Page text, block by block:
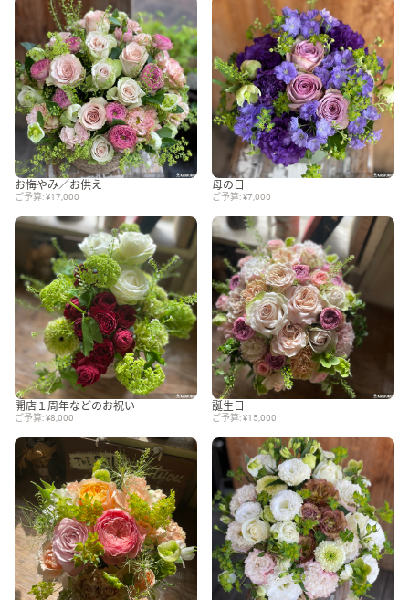
お悔やみ／お供え
ご予算: ¥17,000
母の日
ご予算: ¥7,000
開店１周年などのお祝い
ご予算: ¥8,000
誕生日
ご予算: ¥15,000